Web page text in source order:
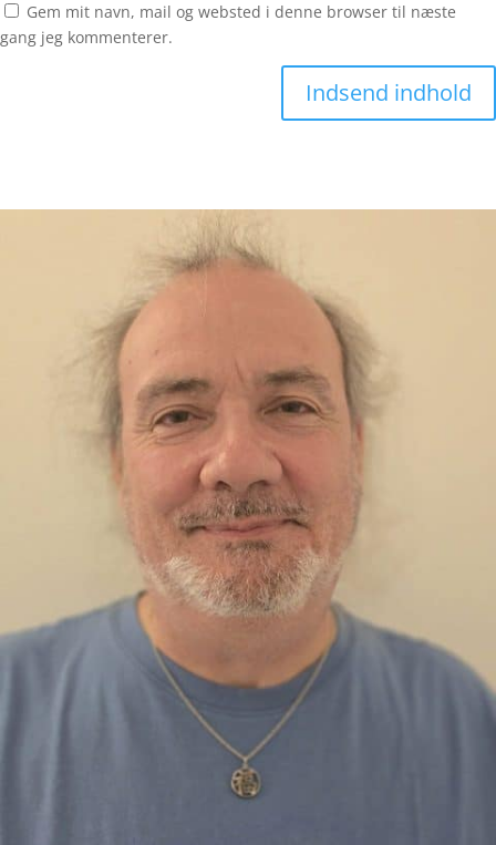
Gem mit navn, mail og websted i denne browser til næste
gang jeg kommenterer.
Indsend indhold